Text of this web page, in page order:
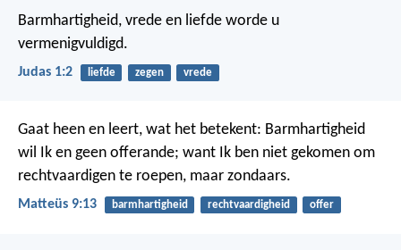
Barmhartigheid, vrede en liefde worde u
vermenigvuldigd.
Judas 1:2 liefde zegen vrede
Gaat heen en leert, wat het betekent: Barmhartigheid
wil Ik en geen offerande; want Ik ben niet gekomen om
rechtvaardigen te roepen, maar zondaars.
Matteüs 9:13 barmhartigheid rechtvaardigheid offer